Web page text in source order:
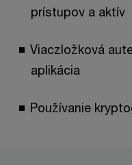
prístupov a aktív
Viaczložková
aplikácia
Používanie